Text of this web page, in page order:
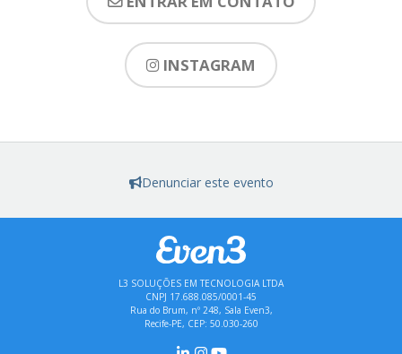
INSTAGRAM
Denunciar este evento
L3 SOLUÇÕES EM TECNOLOGIA LTDA
CNPJ 17.688.085/0001-45
Rua do Brum, nº 248, Sala Even3,
Recife-PE, CEP: 50.030-260